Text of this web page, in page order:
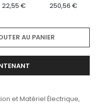
22,55 € 250,56 €
AU PANIER
et Matériel Électrique,